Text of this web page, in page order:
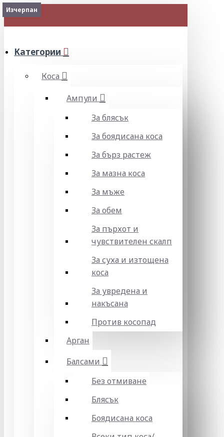
МЕНЮ
Категории
Коса
Ампули
За блясък
За боядисана коса
За бърз растеж
За мазна коса
За мъже
За обем
За пърхот и
чувствителен скалп
За суха и изтощена
коса
За увредена и
накъсана
Против косопад
Арган
Балсами
Без отмиване
Блясък
Боядисана коса
Изчерпан
Изчерпан
Изчерпан
Изчерпан
Изчерпан
Изчерпан
Изчерпан
Изчерпан